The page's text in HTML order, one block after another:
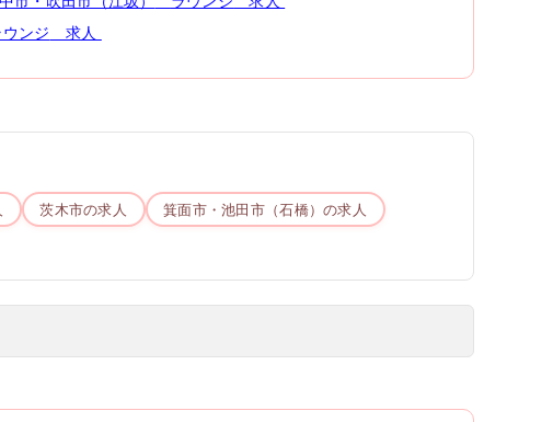
ウンジ 求人
茨木市の求人 箕面市・池田市（石橋）の求人